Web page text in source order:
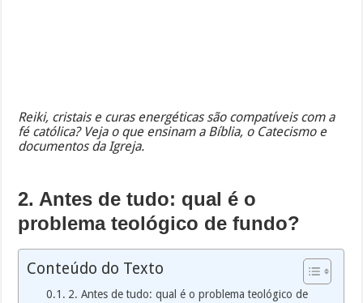
Reiki, cristais e curas energéticas são compatíveis com a
fé católica? Veja o que ensinam a Bíblia, o Catecismo e
documentos da Igreja.
2. Antes de tudo: qual é o
problema teológico de fundo?
Conteúdo do Texto
2. Antes de tudo: qual é o problema teológico de